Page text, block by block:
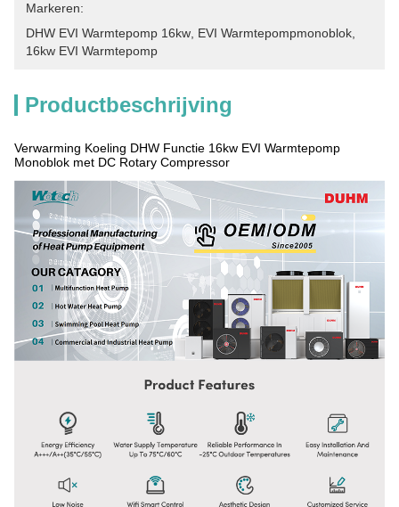
Markeren:
DHW EVI Warmtepomp 16kw EVI Warmtepompmonoblok
16kw EVI Warmtepomp
Productbeschrijving
Verwarming Koeling DHW Functie 16kw EVI Warmtepomp
Monoblok met DC Rotary Compressor